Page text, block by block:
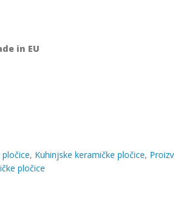
in EU
, Kuhinjske keramičke pločice,
pločice